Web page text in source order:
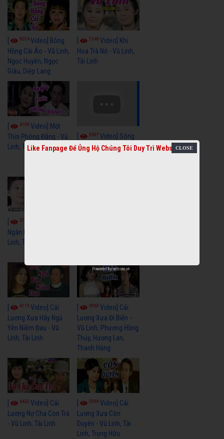
9054Video] Bông
Hồng Cài Áo - Vũ Linh,
Ngọc Huyền, Ngọc
Giàu, Diệp Lang
7348Video] Khi
Hoa Trà Nở - Vũ Linh,
Tài Linh
4109 Video] Một
Thời Phóng Đãng - Vũ
Linh, Tài Linh, Chí Linh
3657Video] Sóng
Gió Làng Chài - Vũ
3766
Ngân Hà - Vũ Linh, Tài
Linh, Thoại Mỹ
4113 Video] Cải
Lương Xưa Hãy Ngủ
Yên Niềm Đau - Vũ
Linh, Tài Linh
3963Video] Cải
Lương Xưa Đi Biển -
Vũ Linh, Phương Hồng
Thủy, Hương Lan,
Thanh Hằng
4432 Video] Cải
Lương Nợ Cha Con Trả
- Vũ Linh, Tài Linh
3599Video] Cải
Lương Xưa Còn
Duyên - Vũ Linh, Tài
Linh, Trọng Hữu
Like Fanpage Để Ủng Hộ Chúng Tôi Duy Trì Website
Powered by netcore.vn